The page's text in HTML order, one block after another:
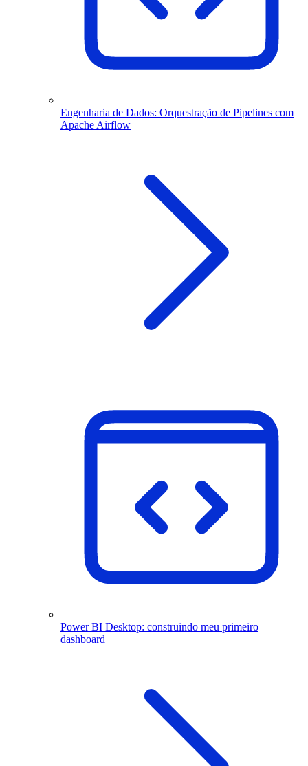
Engenharia de Dados: Orquestração de Pipelines com
Apache Airflow
Power BI Desktop: construindo meu primeiro
dashboard